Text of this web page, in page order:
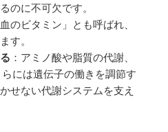
のに不可欠です。
のビタミン」とも呼ばれ、
す。
：アミノ酸や脂質の代謝、
には遺伝子の働きを調節す
せない代謝システムを支え